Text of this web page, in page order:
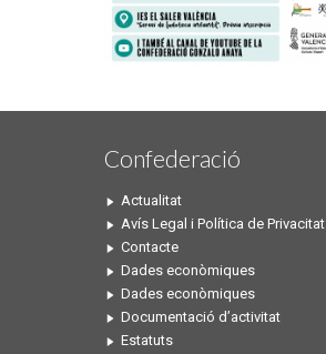
Confederació
Actualitat
Avís Legal i Política de Privacitat
Contacte
Dades econòmiques
Dades econòmiques
Documentació d’activitat
Estatuts